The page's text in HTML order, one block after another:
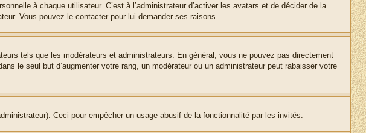
à chaque utilisateur. C’est à l’administrateur d’activer les avatars et de décider de la
Vous pouvez le contacter pour lui demander ses raisons.
tels que les modérateurs et administrateurs. En général, vous ne pouvez pas directement
le seul but d’augmenter votre rang, un modérateur ou un administrateur peut rabaisser votre
Ceci pour empêcher un usage abusif de la fonctionnalité par les invités.